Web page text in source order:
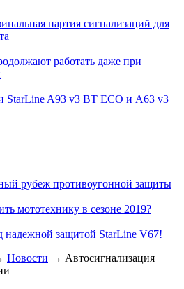
партия сигнализаций для
работать даже при
StarLine A93 v3 BT ECO и A63 v3
рубеж противоугонной защиты
мототехнику в сезоне 2019?
надежной защитой StarLine V67!
Новости → Автосигнализация